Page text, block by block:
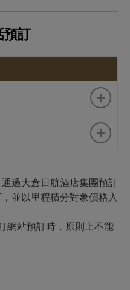
預訂
過大倉日航酒店集團預訂
並以里程積分對象價格入
網站預訂時，原則上不能